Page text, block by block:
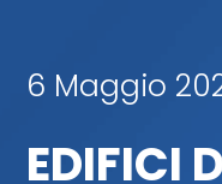
6 Maggio
EDIFICI